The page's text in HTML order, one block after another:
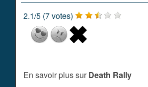
2.1/5 (7votes)
En savoir plus sur Death Rally